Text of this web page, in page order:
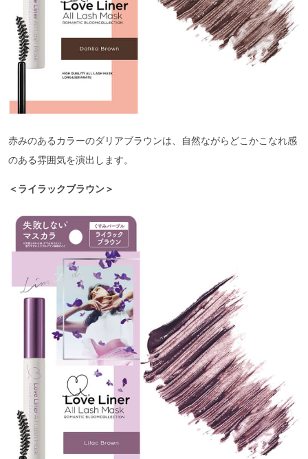
赤みのあるカラーのダリアブラウンは、自然ながらどこかこなれ感
のある雰囲気を演出します。
＜ライラックブラウン＞